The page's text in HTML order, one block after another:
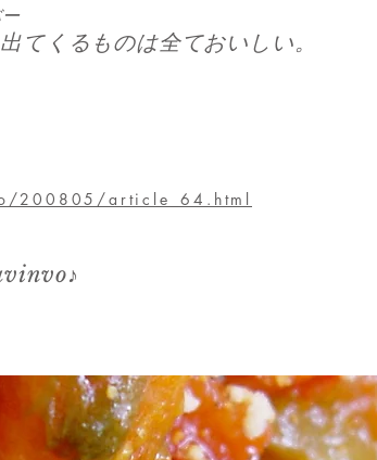
てくるものは全ておいしい。
200805/article_64.html